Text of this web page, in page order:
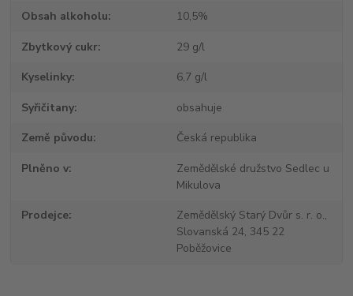
Obsah alkoholu 10,5%
Zbytkový cukr 29 g/l
Kyselinky 6,7 g/l
Syřičitany obsahuje
Země původu Česká republika
Plněno v
Zemědělské družstvo Sedlec u
Mikulova
Prodejce
Zemědělský Starý Dvůr s. r. o.,
Slovanská 24, 345 22
Poběžovice